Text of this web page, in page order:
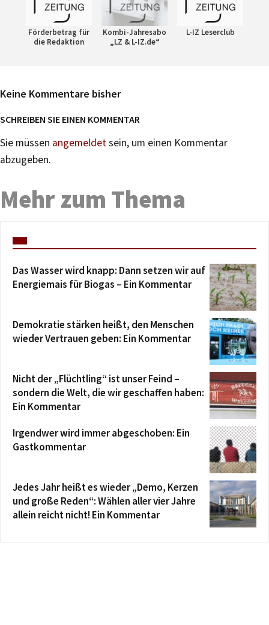
Förderbetrag für
die Redaktion
Kombi-Jahresabo
„LZ & L-IZ.de“
L-IZ Leserclub
Keine Kommentare bisher
SCHREIBEN SIE EINEN KOMMENTAR
Sie müssen angemeldetsein, um einen Kommentar
abzugeben.
Mehr zum Thema
Das Wasser wird knapp: Dann setzen wir auf
Energiemais für Biogas – Ein Kommentar
Demokratie stärken heißt, den Menschen
wieder Vertrauen geben: Ein Kommentar
Nicht der „Flüchtling“ ist unser Feind –
sondern die Welt, die wir geschaffen haben:
Ein Kommentar
Irgendwer wird immer abgeschoben: Ein
Gastkommentar
Jedes Jahr heißt es wieder „Demo, Kerzen
und große Reden“: Wählen aller vier Jahre
allein reicht nicht! Ein Kommentar